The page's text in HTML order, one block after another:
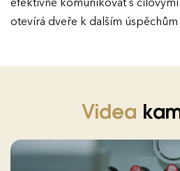
otevírá dveře k dalším
Videa